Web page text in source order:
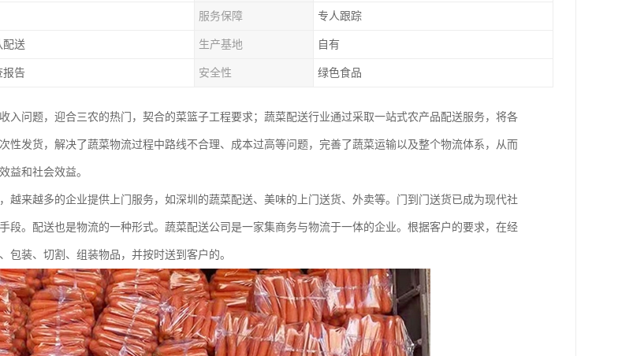
服务保障 专人跟踪
配送 生产基地 自有
报告 安全性 绿色食品
入问题，迎合三农的热门，契合的菜篮子工程要求；蔬菜配送行业通过采取一站式农产品配送服务，将各
性发货，解决了蔬菜物流过程中路线不合理、成本过高等问题，完善了蔬菜运输以及整个物流体系，从而
益和社会效益。
越来越多的企业提供上门服务，如深圳的蔬菜配送、美味的上门送货、外卖等。门到门送货已成为现代社
段。配送也是物流的一种形式。蔬菜配送公司是一家集商务与物流于一体的企业。根据客户的要求，在经
包装、切割、组装物品，并按时送到客户的。